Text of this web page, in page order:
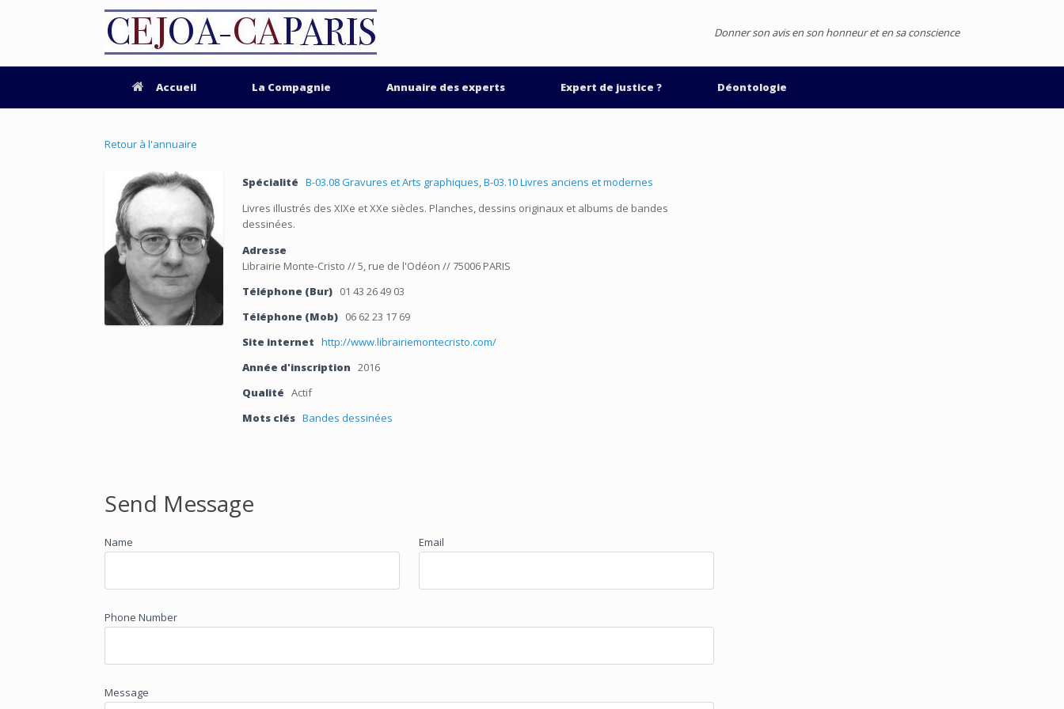
Donner son avis en son honneur et en sa conscience
Accueil La Compagnie Annuaire des experts Expert de justice ? Déontologie
Retour à l'annuaire
Spécialité B-03.08 Gravures et Arts graphiques,B-03.10 Livres anciens et modernes
Livres illustrés des XIXe et XXe siècles. Planches, dessins originaux et albums de bandes
dessinées.
Adresse
Librairie Monte-Cristo // 5, rue de l'Odéon // 75006 PARIS
Téléphone (Bur) 01 43 26 49 03
Téléphone (Mob) 06 62 23 17 69
Site internet http://www.librairiemontecristo.com/
Année d'inscription 2016
Qualité Actif
Mots clés Bandes dessinées
Send Message
Name Email
Phone Number
Message